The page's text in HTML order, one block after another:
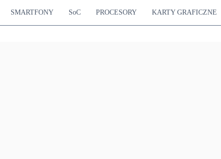
SMARTFONY SoC PROCESORY KARTY GRAFICZNE